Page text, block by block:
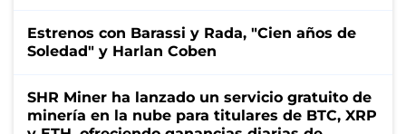
Estrenos con Barassi y Rada, "Cien años de
Soledad" y Harlan Coben
SHR Miner ha lanzado un servicio gratuito de
minería en la nube para titulares de BTC, XRP